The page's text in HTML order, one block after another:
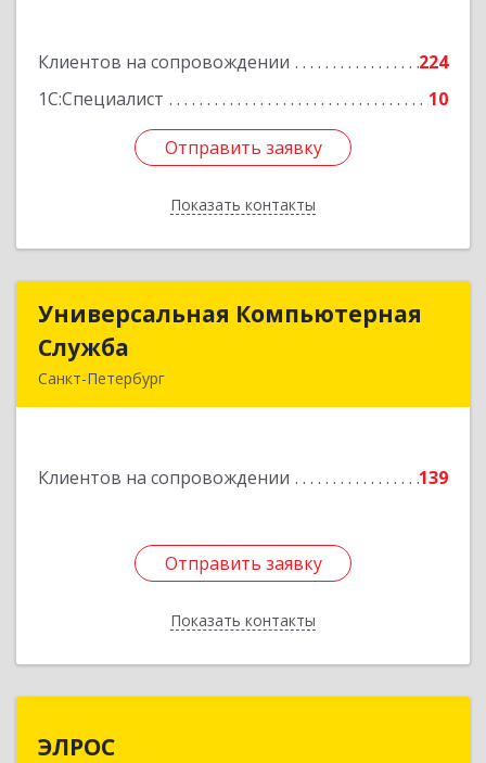
Клиентов на сопровождении
224
1С:Специалист
10
Отправить заявку
Показать контакты
Подробнее
Отправить заявку
Назад
Универсальная Компьютерная
Служба
Санкт-Петербург
Клиентов на сопровождении 139
Отправить заявку
Показать контакты
Универсальная Компьютерная
Подробнее
Отправить заявку
Назад
ЭЛРОС